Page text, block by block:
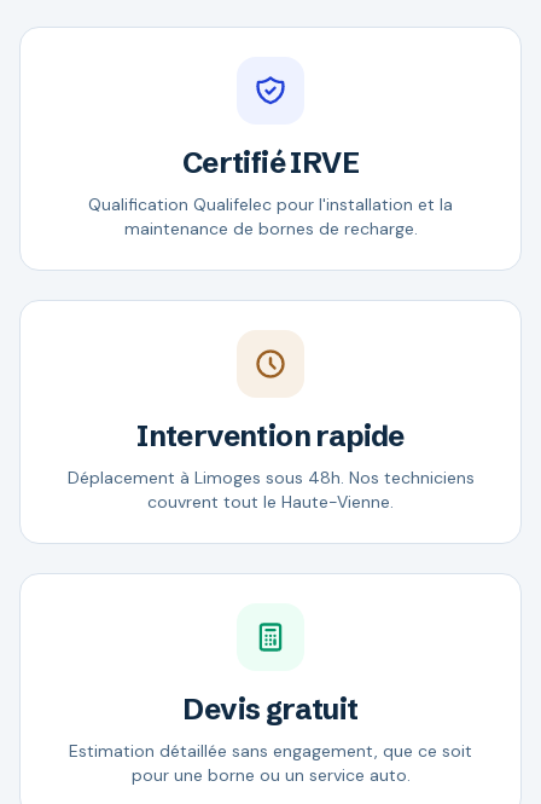
Certifié IRVE
Qualification Qualifelec pour l'installation et la
maintenance de bornes de recharge.
Intervention rapide
Déplacement à Limoges sous 48h. Nos techniciens
couvrent tout le Haute-Vienne.
Devis gratuit
Estimation détaillée sans engagement, que ce soit
pour une borne ou un service auto.